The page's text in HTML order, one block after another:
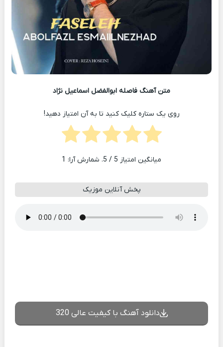
متن آهنگ فاصله ابوالفضل اسماعیل نژاد
روی یک ستاره کلیک کنید تا به آن امتیاز دهید!
میانگین امتیاز 5 / 5. شمارش آرا: 1
پخش آنلاین موزیک
دانلود آهنگ با کیفیت عالی 320